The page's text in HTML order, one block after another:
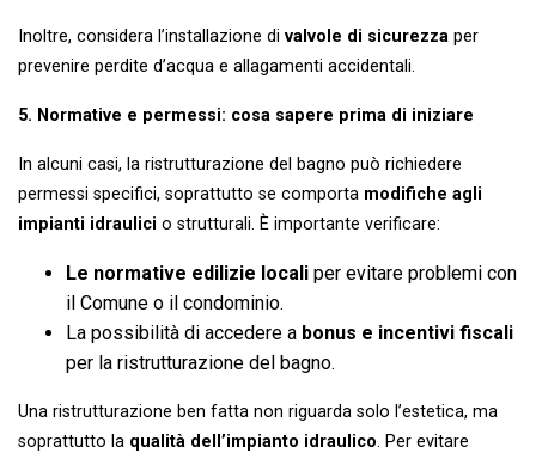
Inoltre, considera l’installazione di valvole di sicurezza per
prevenire perdite d’acqua e allagamenti accidentali.
5. Normative e permessi: cosa sapere prima di iniziare
In alcuni casi, la ristrutturazione del bagno può richiedere
permessi specifici, soprattutto se comporta modifiche agli
impianti idraulici o strutturali. È importante verificare:
Le normative edilizie locali per evitare problemi con
il Comune o il condominio.
La possibilità di accedere a bonus e incentivi fiscali
per la ristrutturazione del bagno.
Una ristrutturazione ben fatta non riguarda solo l’estetica, ma
soprattutto la qualità dell’impianto idraulico. Per evitare